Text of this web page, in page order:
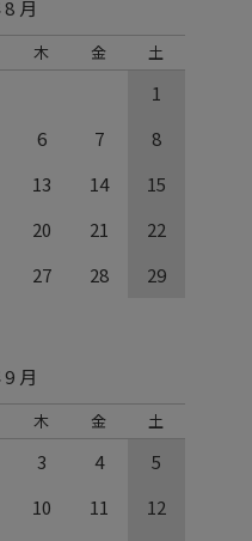
月
木 金 土
1
6 7
8
13 14
15
20 21
22
27 28
29
月
木 金 土
3 4
5
10 11
12